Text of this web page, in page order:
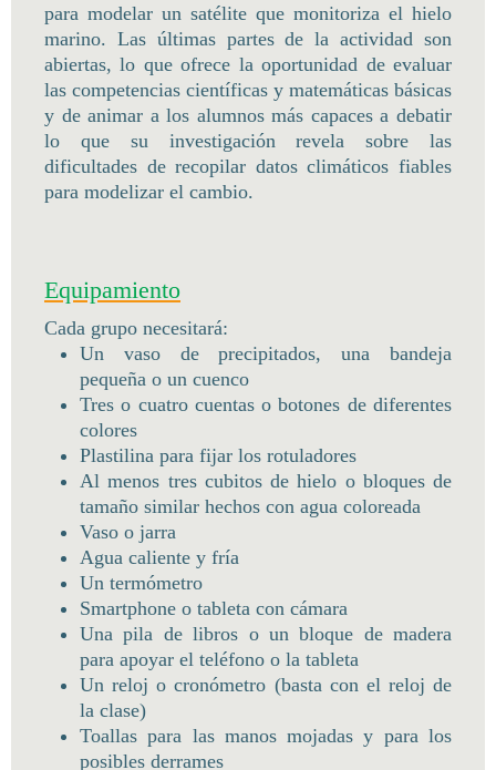
para modelar un satélite que monitoriza el hielo
marino. Las últimas partes de la actividad son
abiertas, lo que ofrece la oportunidad de evaluar
las competencias científicas y matemáticas básicas
y de animar a los alumnos más capaces a debatir
lo que su investigación revela sobre las
dificultades de recopilar datos climáticos fiables
para modelizar el cambio.
Equipamiento
Cada grupo necesitará:
Un vaso de precipitados, una bandeja
pequeña o un cuenco
Tres o cuatro cuentas o botones de diferentes
colores
Plastilina para fijar los rotuladores
Al menos tres cubitos de hielo o bloques de
tamaño similar hechos con agua coloreada
Vaso o jarra
Agua caliente y fría
Un termómetro
Smartphone o tableta con cámara
Una pila de libros o un bloque de madera
para apoyar el teléfono o la tableta
Un reloj o cronómetro (basta con el reloj de
la clase)
Toallas para las manos mojadas y para los
posibles derrames